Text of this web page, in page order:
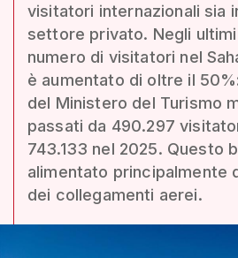
visitatori internazionali sia
settore privato. Negli
numero di visitatori nel
è aumentato di oltre il
del Ministero del Turismo
passati da 490.297
743.133 nel 2025. Questo
alimentato principalmente
dei collegamenti aerei.